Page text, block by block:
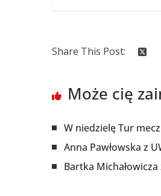
Share This Post:
Może cię
W niedzielę Tur
Anna Pawłowska z
Bartka